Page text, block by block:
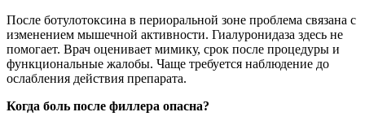
После ботулотоксина в периоральной зоне проблема связана с
изменением мышечной активности. Гиалуронидаза здесь не
помогает. Врач оценивает мимику, срок после процедуры и
функциональные жалобы. Чаще требуется наблюдение до
ослабления действия препарата.
Когда боль после филлера опасна?